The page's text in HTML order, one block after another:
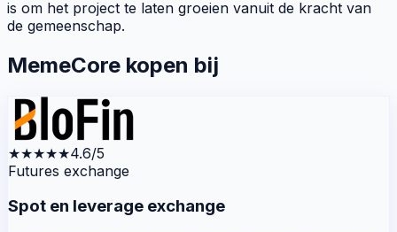
is om het project te laten groeien vanuit de kracht van
de gemeenschap.
MemeCore kopen bij
★★★★★4.6/5
Futures exchange
Spot en leverage exchange